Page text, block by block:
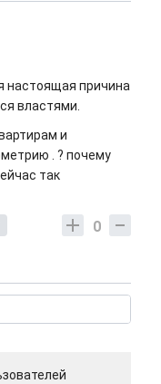
настоящая причина
властями.
и
. ? почему
так
0